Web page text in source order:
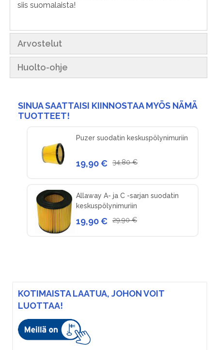
siis suomalaista!
Arvostelut
Huolto-ohje
KOTIMAISTA LAATUA, JOHON VOIT
LUOTTAA!
SINUA SAATTAISI KIINNOSTAA MYÖS NÄMÄ
TUOTTEET!
Puzer suodatin keskuspölynimuriin
19,90 € 34,80 €
Allaway A- ja C -sarjan suodatin
keskuspölynimuriin
19,90 € 29,90 €